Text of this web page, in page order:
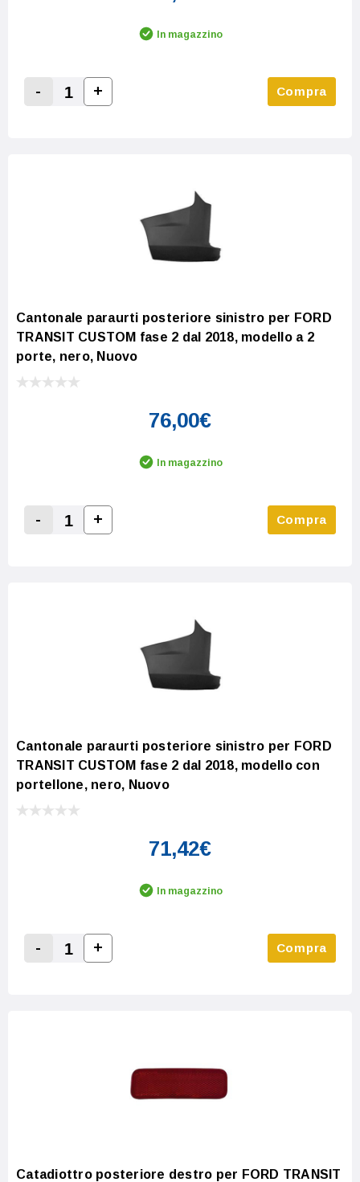
In magazzino
Decrease Quantity:
-
Increase Quantity:
+ Compra
Cantonale paraurti posteriore sinistro per FORD
TRANSIT CUSTOM fase 2 dal 2018, modello a 2
porte, nero, Nuovo
76,00€
In magazzino
Decrease Quantity:
-
Increase Quantity:
+ Compra
Cantonale paraurti posteriore sinistro per FORD
TRANSIT CUSTOM fase 2 dal 2018, modello con
portellone, nero, Nuovo
71,42€
In magazzino
Decrease Quantity:
-
Increase Quantity:
+ Compra
Catadiottro posteriore destro per FORD TRANSIT